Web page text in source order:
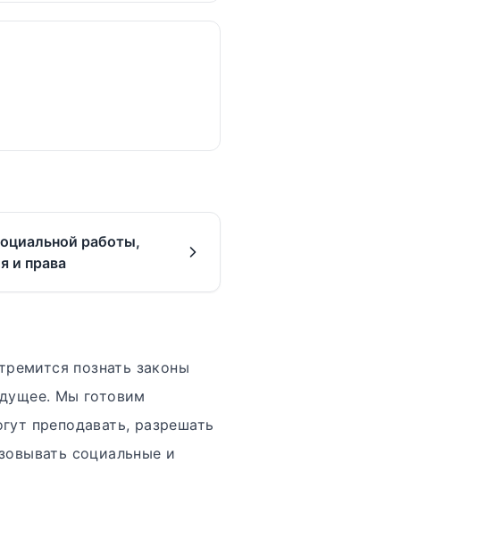
работы,
и права
познать законы
Мы готовим
преподавать, разрешать
социальные и